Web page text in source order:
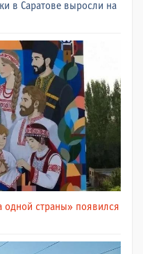
в Саратове выросли на
страны» появился